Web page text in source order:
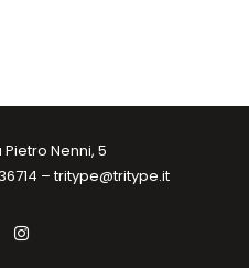
Pietro Nenni, 5
–tritype@tritype.it